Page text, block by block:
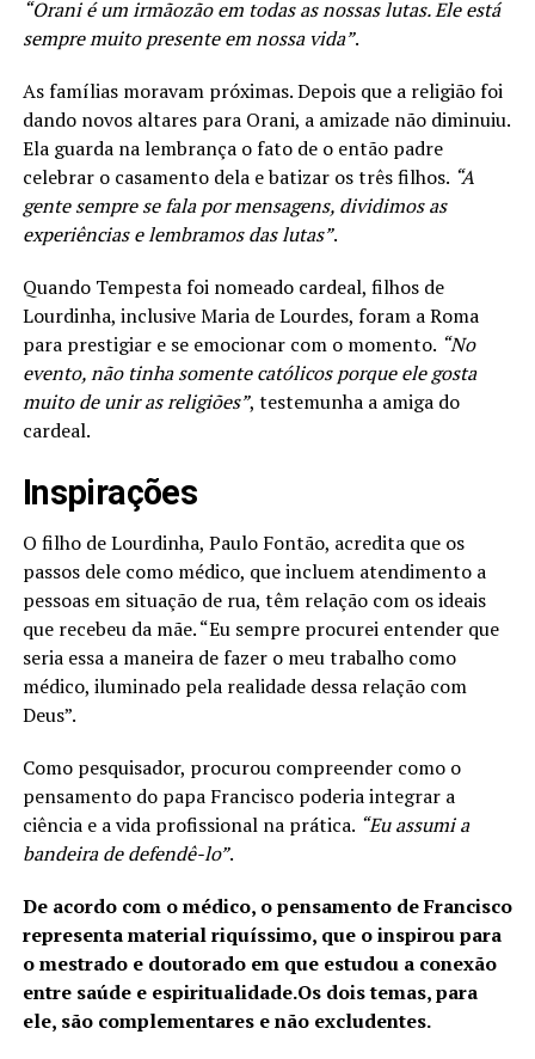
“Orani é um irmãozão em todas as nossas lutas. Ele está
sempre muito presente em nossa vida”.
As famílias moravam próximas. Depois que a religião foi
dando novos altares para Orani, a amizade não diminuiu.
Ela guarda na lembrança o fato de o então padre
celebrar o casamento dela e batizar os três filhos. “A
gente sempre se fala por mensagens, dividimos as
experiências e lembramos das lutas”.
Quando Tempesta foi nomeado cardeal, filhos de
Lourdinha, inclusive Maria de Lourdes, foram a Roma
para prestigiar e se emocionar com o momento. “No
evento, não tinha somente católicos porque ele gosta
muito de unir as religiões”, testemunha a amiga do
cardeal.
Inspirações
O filho de Lourdinha, Paulo Fontão, acredita que os
passos dele como médico, que incluem atendimento a
pessoas em situação de rua, têm relação com os ideais
que recebeu da mãe. “Eu sempre procurei entender que
seria essa a maneira de fazer o meu trabalho como
médico, iluminado pela realidade dessa relação com
Deus”.
Como pesquisador, procurou compreender como o
pensamento do papa Francisco poderia integrar a
ciência e a vida profissional na prática. “Eu assumi a
bandeira de defendê-lo”.
De acordo com o médico, o pensamento de Francisco
representa material riquíssimo, que o inspirou para
o mestrado e doutorado em que estudou a conexão
entre saúde e espiritualidade.Os dois temas, para
ele, são complementares e não excludentes.